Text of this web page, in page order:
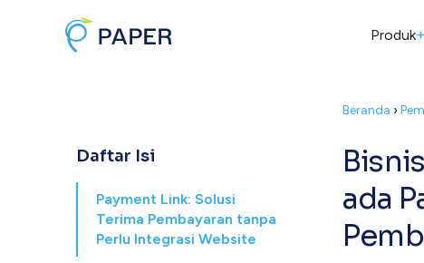
Produk+
Daftar Isi
Payment Link: Solusi
Terima Pembayaran tanpa
Perlu Integrasi Website
Beranda ›
ada